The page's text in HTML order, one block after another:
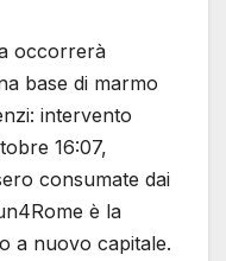
occorrerà
base di marmo
intervento
16:07,
consumate dai
è la
a nuovo capitale.